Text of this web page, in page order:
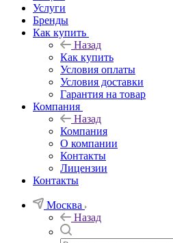
Услуги
Бренды
Как купить
Назад
Как купить
Условия оплаты
Условия доставки
Гарантия на товар
Компания
Назад
Компания
О компании
Контакты
Лицензии
Контакты
Москва
Назад